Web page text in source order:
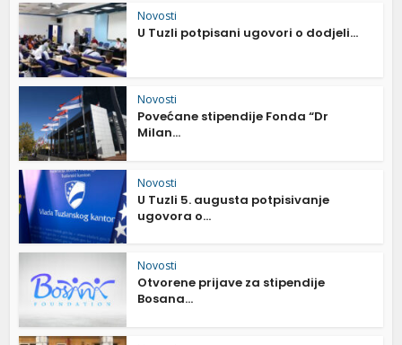
Novosti
U Tuzli potpisani ugovori o dodjeli...
Novosti
Povećane stipendije Fonda “Dr
Milan...
Novosti
U Tuzli 5. augusta potpisivanje
ugovora o...
Novosti
Otvorene prijave za stipendije
Bosana...